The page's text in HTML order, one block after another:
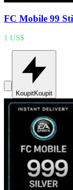
FC Mobile 99
1 US$
KoupitKoupit